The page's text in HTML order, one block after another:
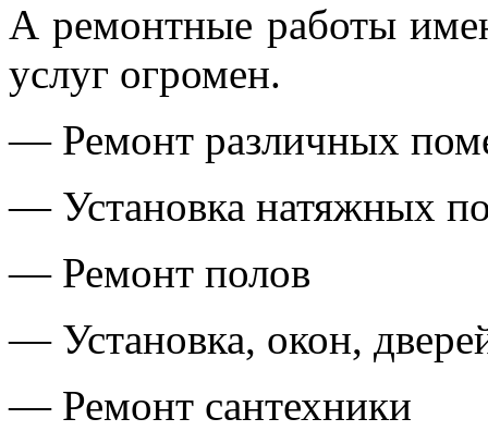
А ремонтные работы
услуг огромен.
— Ремонт различных
— Установка натяжных
— Ремонт полов
— Установка, окон,
— Ремонт сантехники